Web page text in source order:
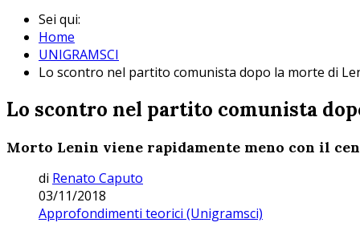
Sei qui:
Home
UNIGRAMSCI
Lo scontro nel partito comunista dopo la morte di
Lo scontro nel partito comunista
Morto Lenin viene rapidamente meno con il
di Renato Caputo
03/11/2018
Approfondimenti teorici (Unigramsci)